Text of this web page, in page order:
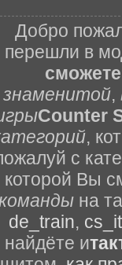
Добро
перешли в
знаменитой,
Counter
,
с
которой Вы
на
de_train,
найдёте и